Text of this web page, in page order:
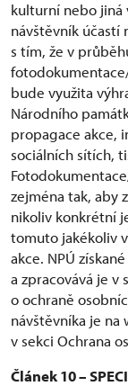
kulturní nebo jiná
návštěvník účastí
s tím, že v
bude využita
Národního
propagace akce,
sociálních sítích,
zejména tak, aby
nikoliv konkrétní
tomuto jakékoliv
akce. NPÚ
a zpracovává je v
o ochraně
návštěvníka je na
v sekci Ochrana
Článek 10 –